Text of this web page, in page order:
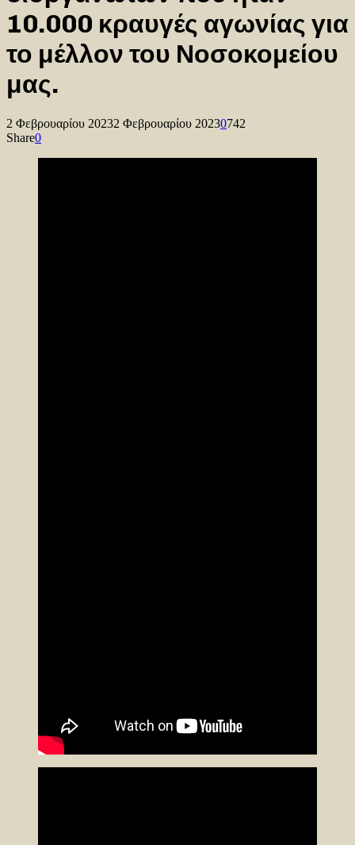
10.000 κραυγές αγωνίας για
το μέλλον του Νοσοκομείου
μας.
2 Φεβρουαρίου 20232 Φεβρουαρίου 20230742
Share0